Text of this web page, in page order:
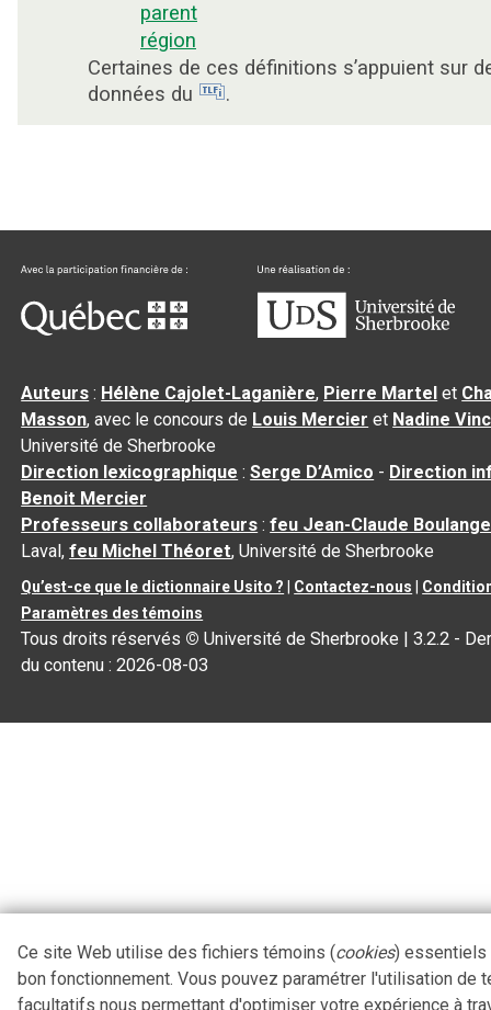
parent
région
Certaines de ces définitions s’appuient sur
données du
.
Auteurs : Hélène Cajolet-Laganière, Pierre Martel et
Masson, avec le concours de Louis Mercier et Nadine
Université de Sherbrooke
Direction lexicographique :Serge D’Amico - Direction
Benoit Mercier
Professeurs collaborateurs :feu Jean-Claude
Laval,feu Michel Théoret, Université de Sherbrooke
Qu’est-ce que le dictionnaire Usito ? Contactez-nous
Paramètres des témoins
Tous droits réservés © Université de Sherbrooke |3.2.2 -
du contenu :2026-08-03
Ce site Web utilise des fichiers témoins (cookies) essentiels
bon fonctionnement. Vous pouvez paramétrer l'utilisation de
facultatifs nous permettant d'optimiser votre expérience à